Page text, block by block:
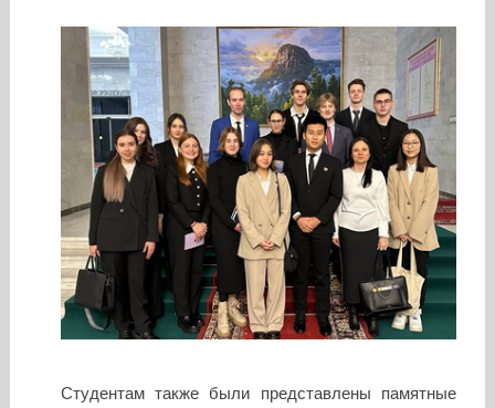
Студентам также были представлены памятные